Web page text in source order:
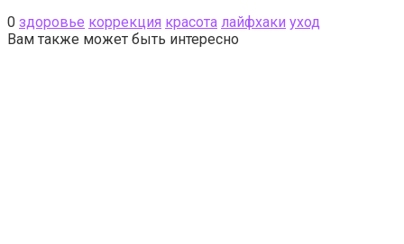
0 здоровье коррекция красота лайфхаки уход
Вам также может быть интересно